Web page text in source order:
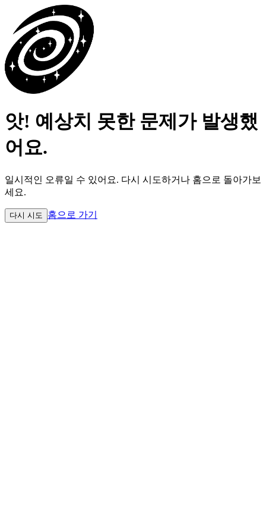
앗! 예상치 못한 문제가 발생했
어요.
일시적인 오류일 수 있어요. 다시 시도하거나 홈으로 돌아가보
세요.
다시 시도 홈으로 가기